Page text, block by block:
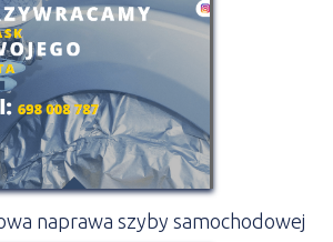
naprawa szyby samochodowej